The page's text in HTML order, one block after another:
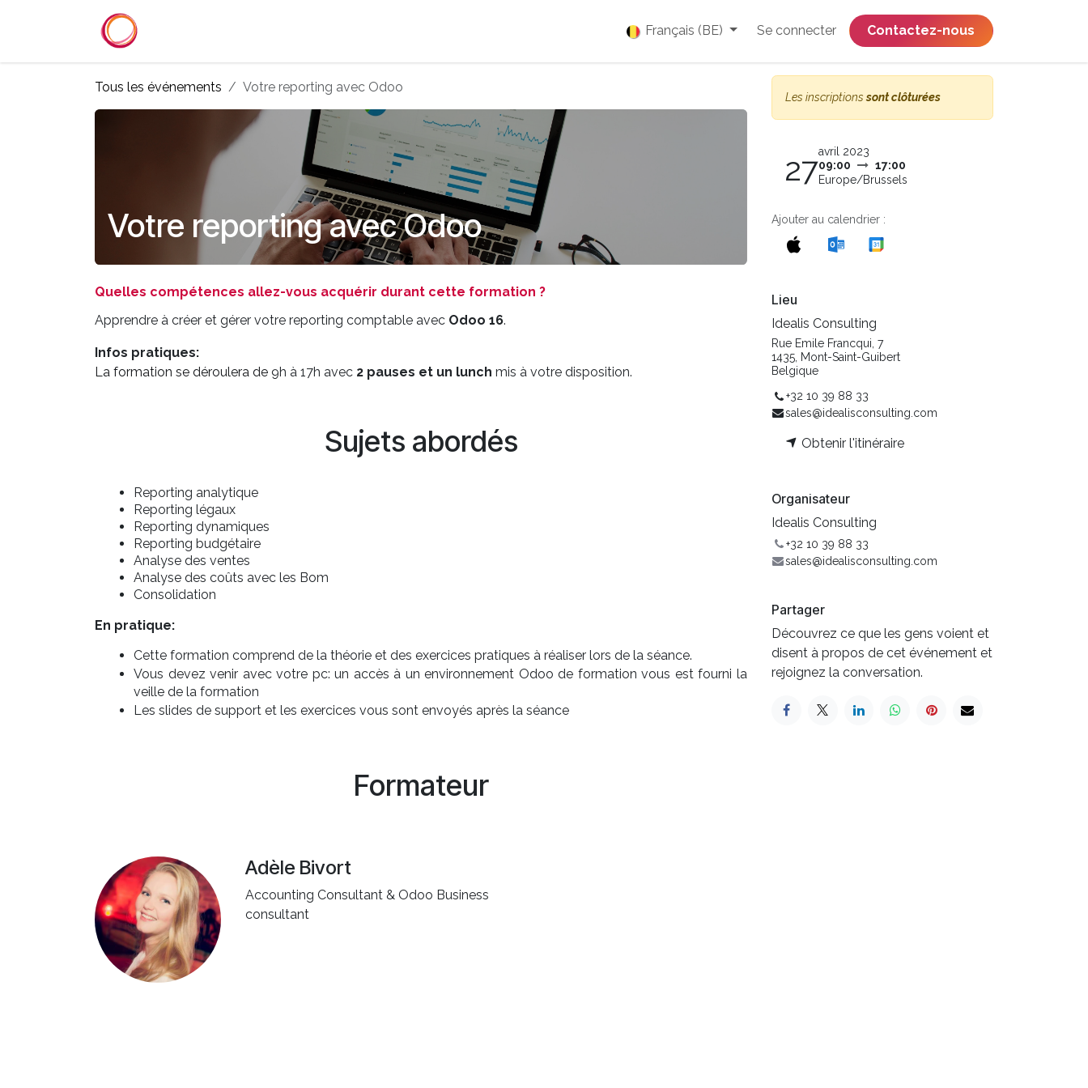
Français (BE) Se connecter ​​​​​​​​​​​​​​​​Contactez-nous
Tous les événements Votre reporting avec Odoo
Votre reporting avec Odoo
Quelles compétences allez-vous acquérir durant cette formation ?
Apprendre à créer et gérer votre reporting comptable avec Odoo 16.
Infos pratiques:
La formation se déroulera de 9h à 17h avec 2 pauses et un lunch mis à votre disposition.
Sujets abordés
Reporting analytique
Reporting légaux
Reporting dynamiques
Reporting budgétaire
Analyse des ventes
Analyse des coûts avec les Bom
Consolidation
En pratique:
Cette formation comprend de la théorie et des exercices pratiques à réaliser lors de la séance.
Vous devez venir avec votre pc: un accès à un environnement Odoo de formation vous est fourni la
veille de la formation
Les slides de support et les exercices vous sont envoyés après la séance
Formateur
Adèle Bivort
Accounting Consultant & Odoo Business
consultant
Les inscriptionssont clôturées
27avril 2023
09:00
17:00
Europe/Brussels
Ajouter au calendrier :
Lieu
Idealis Consulting
Rue Emile Francqui, 7
1435, Mont-Saint-Guibert
Belgique
+32 10 39 88 33
sales@idealisconsulting.com
Obtenir l'itinéraire
Organisateur
Idealis Consulting
+32 10 39 88 33
sales@idealisconsulting.com
Partager
Découvrez ce que les gens voient et
disent à propos de cet événement et
rejoignez la conversation.